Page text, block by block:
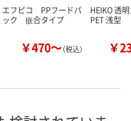
エフピコ PPフードパ
ック 嵌合タイプ
￥470～（税込）
HEIKO 透
PET 浅型
￥